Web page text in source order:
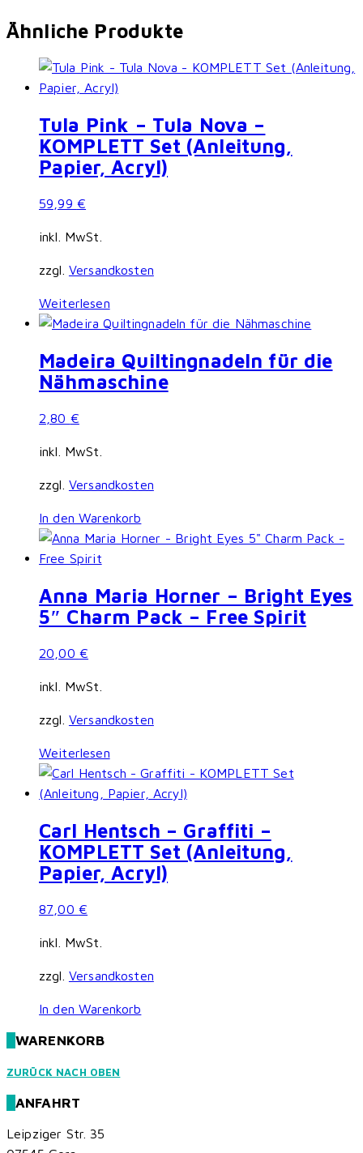
Ähnliche Produkte
Tula Pink – Tula Nova –
KOMPLETT Set (Anleitung,
Papier, Acryl)
59,99 €
inkl. MwSt.
zzgl. Versandkosten
Weiterlesen
Madeira Quiltingnadeln für die
Nähmaschine
2,80 €
inkl. MwSt.
zzgl. Versandkosten
In den Warenkorb
Anna Maria Horner – Bright Eyes
5″ Charm Pack – Free Spirit
20,00 €
inkl. MwSt.
zzgl. Versandkosten
Weiterlesen
Carl Hentsch – Graffiti –
KOMPLETT Set (Anleitung,
Papier, Acryl)
87,00 €
inkl. MwSt.
zzgl. Versandkosten
In den Warenkorb
WARENKORB
ZURÜCK NACH OBEN
ANFAHRT
Leipziger Str. 35